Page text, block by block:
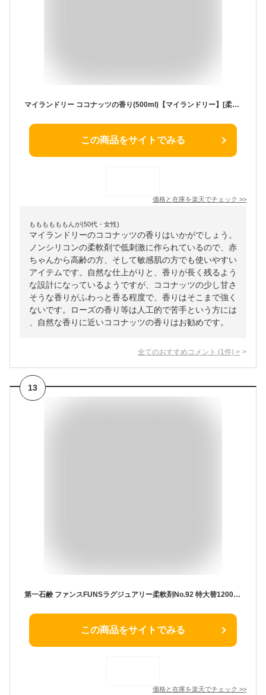
マイランドリー ココナッツの香り(500ml)【マイランドリー】[柔軟剤]
この商品をサイトでみる
価格と在庫を楽天でチェック >>
ももももももんが(50代・女性)
マイランドリーのココナッツの香りはいかがでしょう。
ノンシリコンの柔軟剤で低刺激に作られているので、赤
ちゃんから高齢の方、そして敏感肌の方でも使いやすい
アイテムです。自然な仕上がりと、香りが長く残るよう
な設計になっているようですが、ココナッツの少し甘さ
そうな香りがふわっと香る程度で、香りはそこまで強く
ないです。ローズの香り等は人工的で苦手という方には
、自然な香りに近いココナッツの香りはお勧めです。
全てのおすすめコメント (1 件) >
13
第一石鹸 ファンスFUNSラグジュアリー柔軟剤No.92 特大替1200ml | 柔軟剤 ラグジュアリー ファンスFUNS 洗濯 洗剤柔軟剤 おしゃれ 洗濯柔軟剤 香り いい香り 衣類柔軟剤 洗濯用柔軟剤 リラックス つめかえ 詰替 詰替え 詰め替え
この商品をサイトでみる
価格と在庫を楽天でチェック >>